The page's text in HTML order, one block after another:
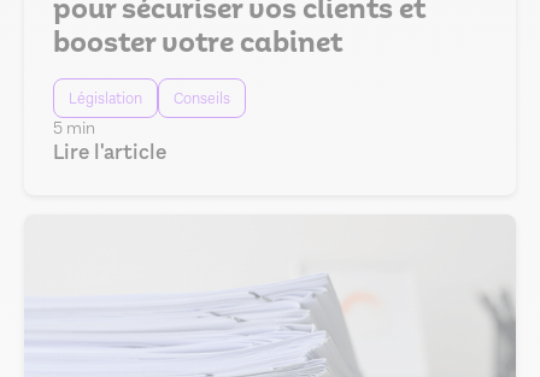
pour sécuriser vos clients et
booster votre cabinet
Législation Conseils
5 min
Lire l'article